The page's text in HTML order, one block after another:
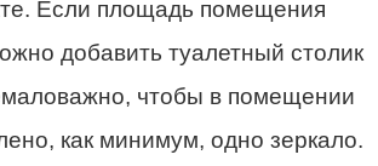
Если площадь помещения
добавить туалетный столик
чтобы в помещении
как минимум, одно зеркало.